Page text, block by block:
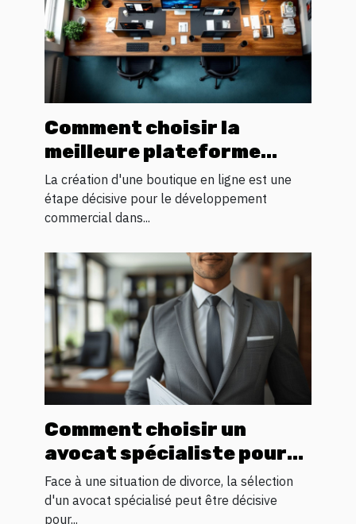
Comment choisir la
meilleure plateforme
pour votre boutique en
ligne
La création d'une boutique en ligne est une
étape décisive pour le développement
commercial dans...
Comment choisir un
avocat spécialiste pour
votre processus de
divorce
Face à une situation de divorce, la sélection
d'un avocat spécialisé peut être décisive
pour...